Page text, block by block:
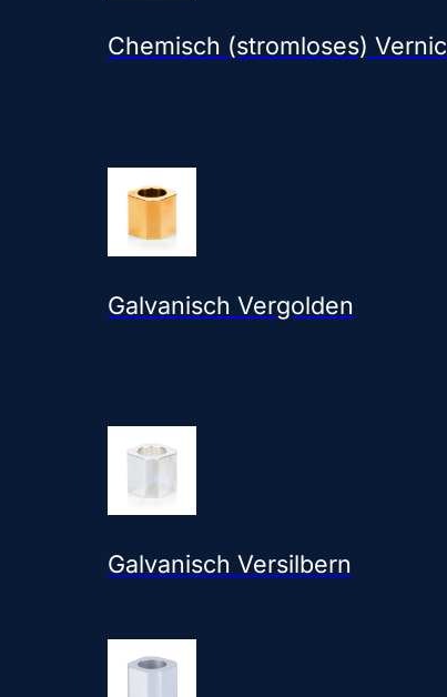
Chemisch (stromloses)
Galvanisch Vergolden
Galvanisch Versilbern